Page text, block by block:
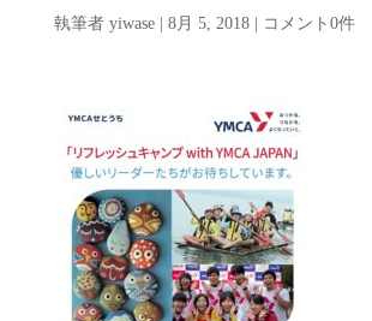
執筆者 yiwase| 8月 5, 2018| コメント0件